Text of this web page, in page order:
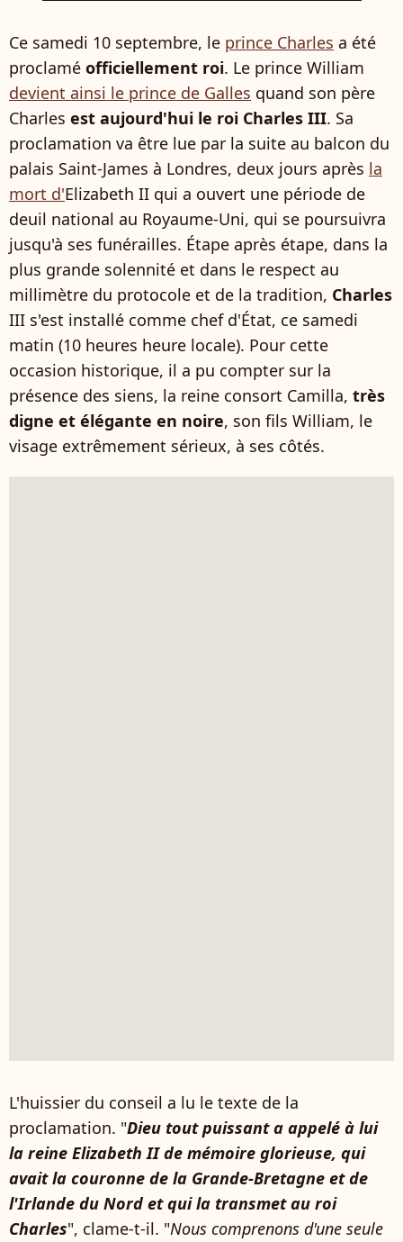
Ce samedi 10 septembre, le prince Charles a été
proclamé officiellement roi. Le prince William
devient ainsi le prince de Galles quand son père
Charles est aujourd'hui le roi Charles III. Sa
proclamation va être lue par la suite au balcon du
palais Saint-James à Londres, deux jours après la
mort d'Elizabeth II qui a ouvert une période de
deuil national au Royaume-Uni, qui se poursuivra
jusqu'à ses funérailles. Étape après étape, dans la
plus grande solennité et dans le respect au
millimètre du protocole et de la tradition, Charles
III s'est installé comme chef d'État, ce samedi
matin (10 heures heure locale). Pour cette
occasion historique, il a pu compter sur la
présence des siens, la reine consort Camilla, très
digne et élégante en noire, son fils William, le
visage extrêmement sérieux, à ses côtés.
L'huissier du conseil a lu le texte de la
proclamation. "Dieu tout puissant a appelé à lui
la reine Elizabeth II de mémoire glorieuse, qui
avait la couronne de la Grande-Bretagne et de
l'Irlande du Nord et qui la transmet au roi
Charles", clame-t-il. "Nous comprenons d'une seule